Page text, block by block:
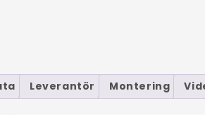
Leverantör Montering